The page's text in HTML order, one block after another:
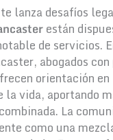
lanza desafíos
están
de servicios.
abogados
orientación
vida, aportando
La
como una